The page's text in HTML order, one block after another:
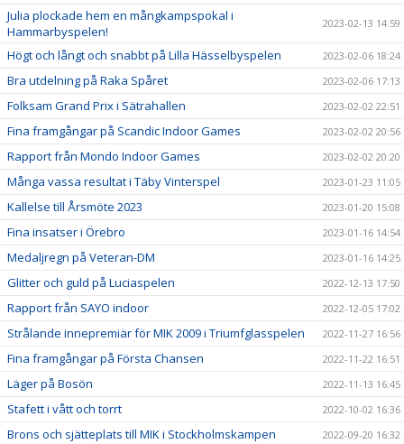
Julia plockade hem en mångkampspokal i
Hammarbyspelen!
2023-02-13 14:59
Högt och långt och snabbt på Lilla Hässelbyspelen 2023-02-06 18:24
Bra utdelning på Raka Spåret 2023-02-06 17:13
Folksam Grand Prix i Sätrahallen 2023-02-02 22:51
Fina framgångar på Scandic Indoor Games 2023-02-02 20:56
Rapport från Mondo Indoor Games 2023-02-02 20:20
Många vassa resultat i Täby Vinterspel 2023-01-23 11:05
Kallelse till Årsmöte 2023 2023-01-20 15:08
Fina insatser i Örebro 2023-01-16 14:54
Medaljregn på Veteran-DM 2023-01-16 14:25
Glitter och guld på Luciaspelen 2022-12-13 17:50
Rapport från SAYO indoor 2022-12-05 17:02
Strålande innepremiär för MIK 2009 i Triumfglasspelen 2022-11-27 16:56
Fina framgångar på Första Chansen 2022-11-22 16:51
Läger på Bosön 2022-11-13 16:45
Stafett i vått och torrt 2022-10-02 16:36
Brons och sjätteplats till MIK i Stockholmskampen 2022-09-20 16:32